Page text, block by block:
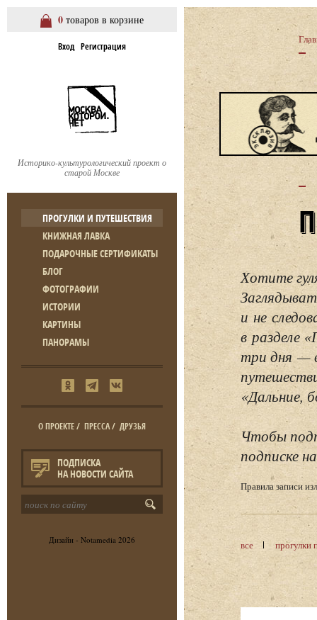
0 товаров в корзине
Вход Регистрация
Историко-культурологический проект о
старой Москве
ПРОГУЛКИ И ПУТЕШЕСТВИЯ
КНИЖНАЯ ЛАВКА
ПОДАРОЧНЫЕ СЕРТИФИКАТЫ
БЛОГ
ФОТОГРАФИИ
ИСТОРИИ
КАРТИНЫ
ПАНОРАМЫ
О ПРОЕКТЕ/ ПРЕССА/ ДРУЗЬЯ
ПОДПИСКА
НА НОВОСТИ САЙТА
Дизайн - Notamedia 2026
Хотите
и не
в разделе
три дня —
«Дальние,
Чтобы
подписке
Правила записи
все прогулки